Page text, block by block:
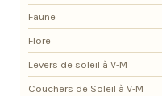
Faune
Flore
Levers de soleil à V-M
Couchers de Soleil à V-M